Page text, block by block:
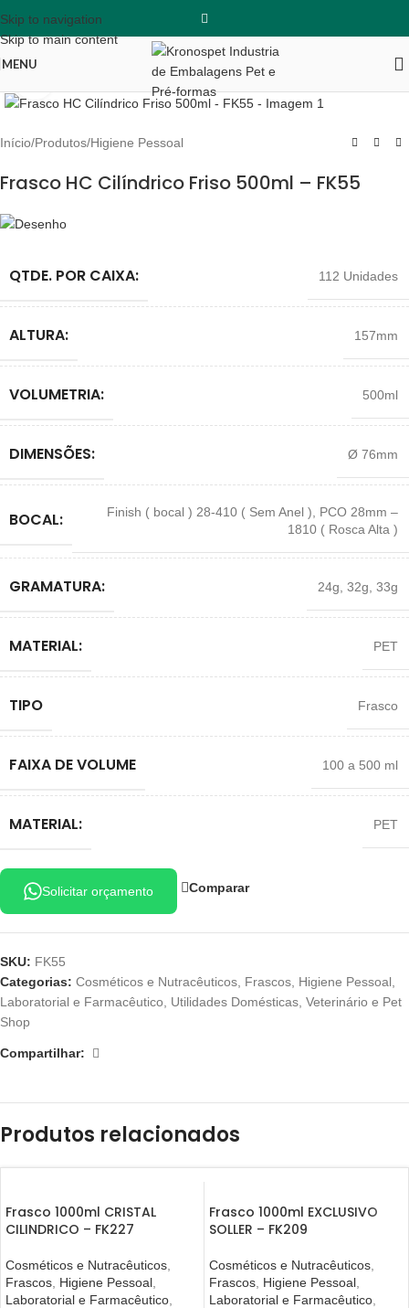
Skip to navigation
Skip to main content
MENU
Clique para ampliar
Início/Produtos/Higiene Pessoal
Frasco HC Cilíndrico Friso 500ml – FK55
QTDE. POR CAIXA: 112 Unidades
ALTURA: 157mm
VOLUMETRIA: 500ml
DIMENSÕES: Ø 76mm
BOCAL: Finish ( bocal ) 28-410 ( Sem Anel )
PCO 28mm –
1810 ( Rosca Alta )
GRAMATURA: 24g 32g 33g
MATERIAL: PET
TIPO Frasco
FAIXA DE VOLUME 100 a 500 ml
MATERIAL: PET
Solicitar orçamento Comparar
SKU: FK55
Categorias: Cosméticos e Nutracêuticos Frascos Higiene Pessoal
Laboratorial e Farmacêutico
Utilidades Domésticas Veterinário e Pet
Shop
Compartilhar:
Produtos relacionados
Frasco 1000ml CRISTAL
CILINDRICO – FK227
Cosméticos e Nutracêuticos
Frascos Higiene Pessoal
Laboratorial e Farmacêutico
Frasco 1000ml EXCLUSIVO
SOLLER – FK209
Cosméticos e Nutracêuticos
Frascos Higiene Pessoal
Laboratorial e Farmacêutico